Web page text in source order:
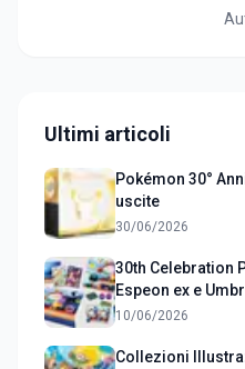
Ultimi articoli
Pokémon 30°
uscite
30/06/2026
30th Celebration
Espeon ex e
10/06/2026
Collezioni